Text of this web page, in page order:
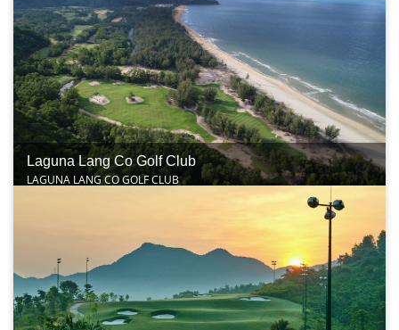
Laguna Lang Co Golf Club
LAGUNA LANG CO GOLF CLUB